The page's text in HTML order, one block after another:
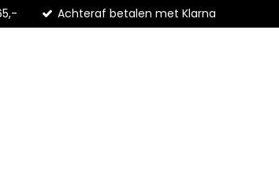
Achteraf betalen met Klarna